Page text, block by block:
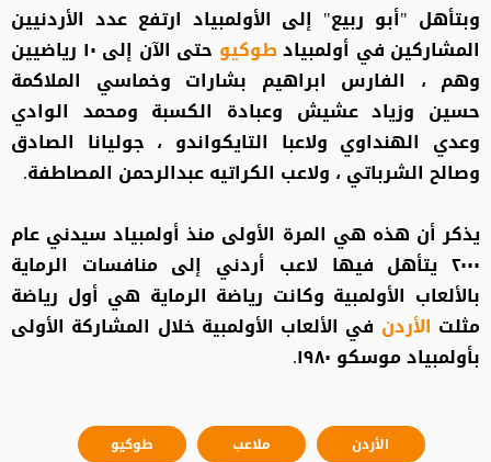
وبتأهل "أبو ربيع" إلى الأولمبياد ارتفع عدد الأردنيين
المشاركين في أولمبيادطوكيو
حتى الآن إلى ١٠ رياضيين
وهم ، الفارس ابراهيم بشارات وخماسي الملاكمة
حسين وزياد عشيش وعبادة الكسبة ومحمد الوادي
وعدي الهنداوي ولاعبا التايكواندو ، جوليانا الصادق
وصالح الشرباتي ، ولاعب الكراتيه عبدالرحمن المصاطفة.
يذكر أن هذه هي المرة الأولى منذ أولمبياد سيدني عام
٢٠٠٠ يتأهل فيها لاعب أردني إلى منافسات الرماية
بالألعاب الأولمبية وكانت رياضة الرماية هي أول رياضة
مثلت الأردن في الألعاب الأولمبية خلال المشاركة الأولى
بأولمبياد موسكو ١٩٨٠.
الأردن ملاعب طوكيو